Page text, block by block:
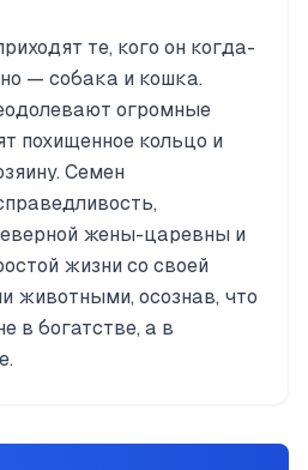
те, кого он когда-
— собака и кошка.
огромные
похищенное кольцо и
Семен
жены-царевны и
жизни со своей
животными, осознав, что
в богатстве, а в